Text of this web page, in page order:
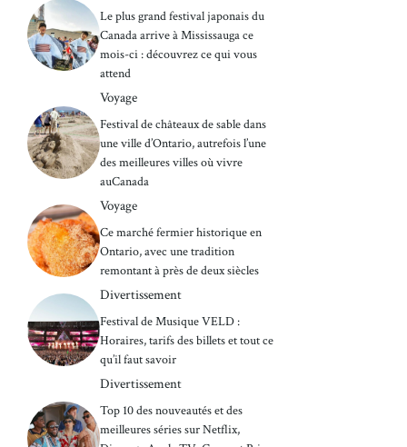
Le plus grand festival japonais du
Canada arrive à Mississauga ce
mois-ci : découvrez ce qui vous
attend
Voyage
Festival de châteaux de sable dans
une ville d’Ontario, autrefois l’une
des meilleures villes où vivre
auCanada
Voyage
Ce marché fermier historique en
Ontario, avec une tradition
remontant à près de deux siècles
Divertissement
Festival de Musique VELD :
Horaires, tarifs des billets et tout ce
qu’il faut savoir
Divertissement
Top 10 des nouveautés et des
meilleures séries sur Netflix,